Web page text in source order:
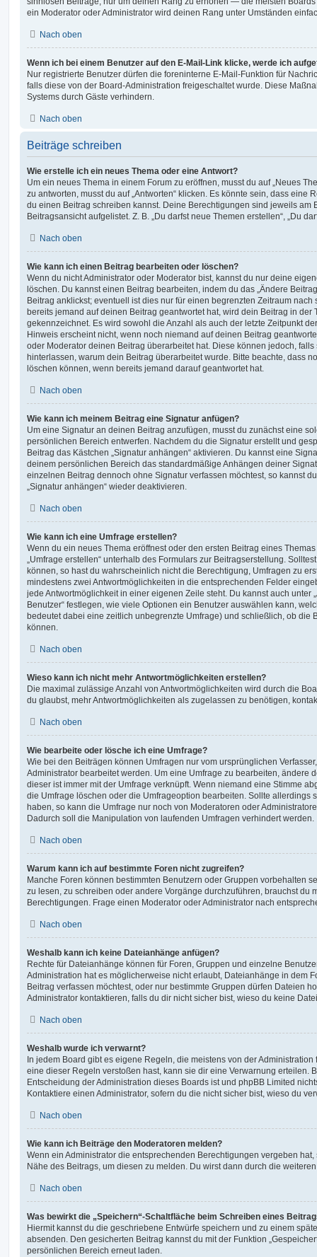
ein Moderator oder Administrator wird deinen Rang unter Umständen
Nach oben
Wenn ich bei einem Benutzer auf den E-Mail-Link klicke, werde ich
Nur registrierte Benutzer dürfen die foreninterne E-Mail-Funktion für
falls diese von der Board-Administration freigeschaltet wurde. Diese
Systems durch Gäste verhindern.
Nach oben
Beiträge schreiben
Wie erstelle ich ein neues Thema oder eine Antwort?
Um ein neues Thema in einem Forum zu eröffnen, musst du auf „Neues
zu antworten, musst du auf „Antworten“ klicken. Es könnte sein, dass eine
du einen Beitrag schreiben kannst. Deine Berechtigungen sind jeweils am
Beitragsansicht aufgelistet. Z. B. „Du darfst neue Themen erstellen“, „Du
Nach oben
Wie kann ich einen Beitrag bearbeiten oder löschen?
Wenn du nicht Administrator oder Moderator bist, kannst du nur deine
löschen. Du kannst einen Beitrag bearbeiten, indem du das „Ändere
Beitrag anklickst; eventuell ist dies nur für einen begrenzten Zeitraum
bereits jemand auf deinen Beitrag geantwortet hat, wird dein Beitrag in der
gekennzeichnet. Es wird sowohl die Anzahl als auch der letzte Zeitpunkt
Hinweis erscheint nicht, wenn noch niemand auf deinen Beitrag
oder Moderator deinen Beitrag überarbeitet hat. Diese können jedoch,
hinterlassen, warum dein Beitrag überarbeitet wurde. Bitte beachte, dass
löschen können, wenn bereits jemand darauf geantwortet hat.
Nach oben
Wie kann ich meinem Beitrag eine Signatur anfügen?
Um eine Signatur an deinen Beitrag anzufügen, musst du zunächst eine
persönlichen Bereich entwerfen. Nachdem du die Signatur erstellt und
Beitrag das Kästchen „Signatur anhängen“ aktivieren. Du kannst eine
deinem persönlichen Bereich das standardmäßige Anhängen deiner
einzelnen Beitrag dennoch ohne Signatur verfassen möchtest, so kannst
„Signatur anhängen“ wieder deaktivieren.
Nach oben
Wie kann ich eine Umfrage erstellen?
Wenn du ein neues Thema eröffnest oder den ersten Beitrag eines
„Umfrage erstellen“ unterhalb des Formulars zur Beitragserstellung.
können, so hast du wahrscheinlich nicht die Berechtigung, Umfragen zu
mindestens zwei Antwortmöglichkeiten in die entsprechenden Felder
jede Antwortmöglichkeit in einer eigenen Zeile steht. Du kannst auch unter
Benutzer“ festlegen, wie viele Optionen ein Benutzer auswählen kann,
bedeutet dabei eine zeitlich unbegrenzte Umfrage) und schließlich, ob die
können.
Nach oben
Wieso kann ich nicht mehr Antwortmöglichkeiten erstellen?
Die maximal zulässige Anzahl von Antwortmöglichkeiten wird durch die
du glaubst, mehr Antwortmöglichkeiten als zugelassen zu benötigen,
Nach oben
Wie bearbeite oder lösche ich eine Umfrage?
Wie bei den Beiträgen können Umfragen nur vom ursprünglichen
Administrator bearbeitet werden. Um eine Umfrage zu bearbeiten, ändere
dieser ist immer mit der Umfrage verknüpft. Wenn niemand eine Stimme
die Umfrage löschen oder die Umfrageoption bearbeiten. Sollte allerdings
haben, so kann die Umfrage nur noch von Moderatoren oder
Dadurch soll die Manipulation von laufenden Umfragen verhindert werden.
Nach oben
Warum kann ich auf bestimmte Foren nicht zugreifen?
Manche Foren können bestimmten Benutzern oder Gruppen vorbehalten
zu lesen, zu schreiben oder andere Vorgänge durchzuführen, brauchst du
Berechtigungen. Frage einen Moderator oder Administrator nach
Nach oben
Weshalb kann ich keine Dateianhänge anfügen?
Rechte für Dateianhänge können für Foren, Gruppen und einzelne
Administration hat es möglicherweise nicht erlaubt, Dateianhänge in dem
Beitrag verfassen möchtest, oder nur bestimmte Gruppen dürfen Dateien
Administrator kontaktieren, falls du dir nicht sicher bist, wieso du keine
Nach oben
Weshalb wurde ich verwarnt?
In jedem Board gibt es eigene Regeln, die meistens von der
eine dieser Regeln verstoßen hast, kann sie dir eine Verwarnung erteilen.
Entscheidung der Administration dieses Boards ist und phpBB Limited
Kontaktiere einen Administrator, sofern du die nicht sicher bist, wieso du
Nach oben
Wie kann ich Beiträge den Moderatoren melden?
Wenn ein Administrator die entsprechenden Berechtigungen vergeben
Nähe des Beitrags, um diesen zu melden. Du wirst dann durch die
Nach oben
Was bewirkt die „Speichern“-Schaltfläche beim Schreiben eines
Hiermit kannst du die geschriebene Entwürfe speichern und zu einem
absenden. Den gesicherten Beitrag kannst du mit der Funktion
persönlichen Bereich erneut laden.